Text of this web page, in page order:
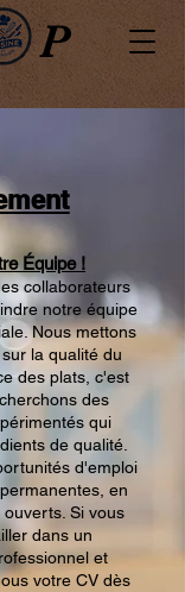
P
Équipe !
collaborateurs
notre équipe
Nous mettons
la qualité du
des plats, c'est
des
qui
de qualité.
d'emploi
en
Si vous
dans un
et
votre CV dès